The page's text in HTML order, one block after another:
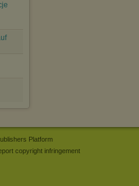
Platform
copyright infringement